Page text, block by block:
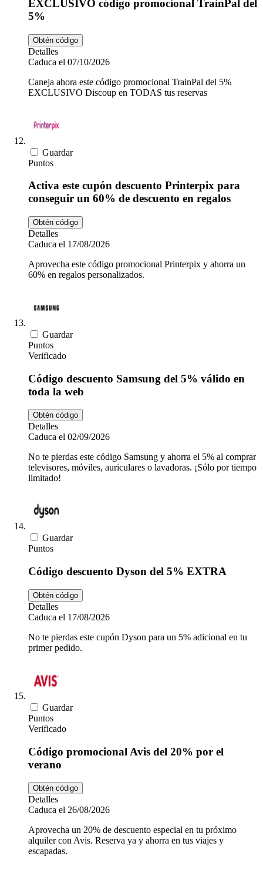
EXCLUSIVO código promocional TrainPal del
5%
Obtén código
Detalles
Caduca el 07/10/2026
Caneja ahora este código promocional TrainPal del 5%
EXCLUSIVO Discoup en TODAS tus reservas
Guardar
Puntos
Activa este cupón descuento Printerpix para
conseguir un 60% de descuento en regalos
Obtén código
Detalles
Caduca el 17/08/2026
Aprovecha este código promocional Printerpix y ahorra un
60% en regalos personalizados.
Guardar
Puntos
Verificado
Código descuento Samsung del 5% válido en
toda la web
Obtén código
Detalles
Caduca el 02/09/2026
No te pierdas este código Samsung y ahorra el 5% al comprar
televisores, móviles, auriculares o lavadoras. ¡Sólo por tiempo
limitado!
Guardar
Puntos
Código descuento Dyson del 5% EXTRA
Obtén código
Detalles
Caduca el 17/08/2026
No te pierdas este cupón Dyson para un 5% adicional en tu
primer pedido.
Guardar
Puntos
Verificado
Código promocional Avis del 20% por el
verano
Obtén código
Detalles
Caduca el 26/08/2026
Aprovecha un 20% de descuento especial en tu próximo
alquiler con Avis. Reserva ya y ahorra en tus viajes y
escapadas.